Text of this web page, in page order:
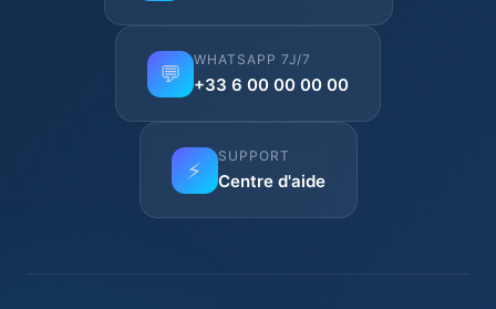
💬
WHATSAPP 7J/7
+33 6 00 00 00 00
⚡
SUPPORT
Centre d'aide